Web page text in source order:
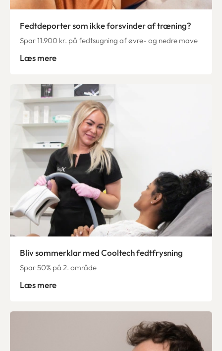
Fedtdeporter som ikke forsvinder af træning?
Spar 11.900 kr. på fedtsugning af øvre- og nedre mave
Læs mere
Bliv sommerklar med Cooltech fedtfrysning
Spar 50% på 2. område
Læs mere